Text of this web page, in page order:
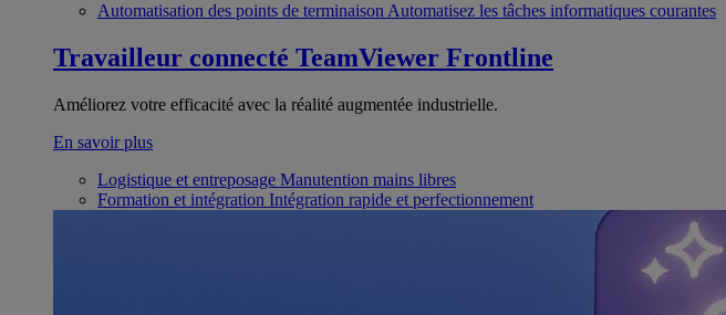
Automatisation des points de terminaison Automatisez les tâches informatiques courantes
Travailleur connecté TeamViewer Frontline
Améliorez votre efficacité avec la réalité augmentée industrielle.
En savoir plus
Logistique et entreposage Manutention mains libres
Formation et intégration Intégration rapide et perfectionnement